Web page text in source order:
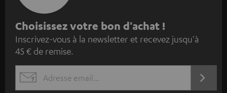
I
n
s
c
r
Choisissez votre bon d'achat !
Inscrivez-vous à la newsletter et recevez jusqu'à
45 € de remise.
EMAIL